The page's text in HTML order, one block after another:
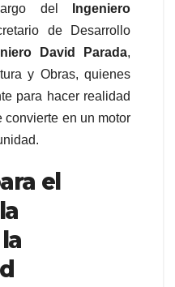
del
Ingeniero
de Desarrollo
David Parada,
y Obras, quienes
para hacer realidad
en un motor
el